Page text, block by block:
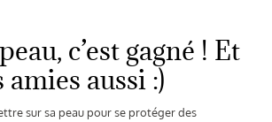
c’est gagné ! Et
amies aussi :)
sur sa peau pour se protéger des